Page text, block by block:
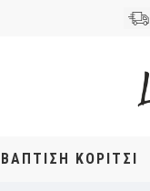
ΒΆΠΤΙΣΗ KOΡΊΤΣΙ